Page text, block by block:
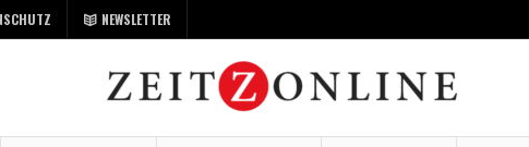
NEWSLETTER